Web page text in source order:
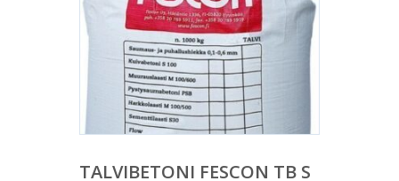
TALVIBETONI FESCON TB S